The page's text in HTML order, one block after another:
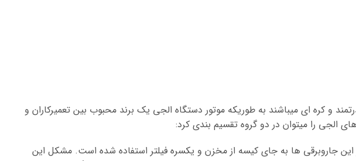
و کره ای میباشند به طوریکه موتور دستگاه الجی یک برند محبوب بین تعمیرکاران و
الجی را میتوان در دو گروه تقسیم بندی کرد:
این جاروبرقی ها به جای کیسه از مخزن و یکسره فیلتر استفاده شده است. مشکل این